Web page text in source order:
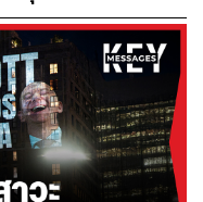
articles/2022-10-2
as-costs-spo
mark-zuckerberg-n
metaverse-earnings